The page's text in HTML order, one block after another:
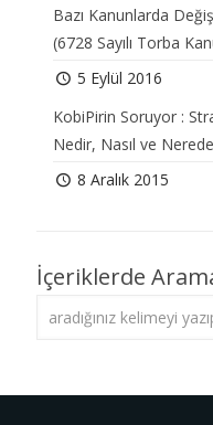
Bazı Kanunlarda
(6728 Sayılı Torba
5 Eylül 2016
KobiPirin Soruyor :
Nedir, Nasıl ve
8 Aralık 2015
İçeriklerde